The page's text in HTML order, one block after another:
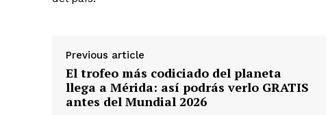
SUBSCRIBE NOW
Previous article
El trofeo más codiciado del planeta
llega a Mérida: así podrás verlo GRATIS
antes del Mundial 2026